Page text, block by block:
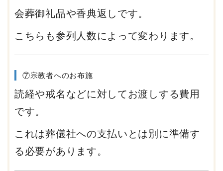
会葬御礼品や香典返しです。
こちらも参列人数によって変わります。
⑦宗教者へのお布施
読経や戒名などに対してお渡しする費用
です。
これは葬儀社への支払いとは別に準備す
る必要があります。